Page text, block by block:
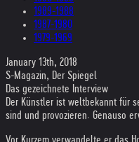
1989-1988
1987-1980
1979-1969
January 13th, 2018
S-Magazin, Der Spiegel
Das gezeichnete Interview
Der Künstler ist weltbekannt für
sind und provozieren. Genauso